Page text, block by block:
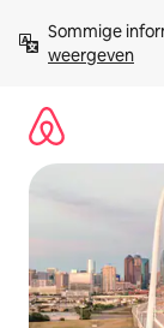
direct
naar
Sommige
weergeven